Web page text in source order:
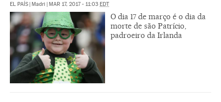
EL PAÍS | Madri | MAR 17, 2017 - 11:03 EDT
O dia 17 de março é o dia da
morte de são Patrício,
padroeiro da Irlanda